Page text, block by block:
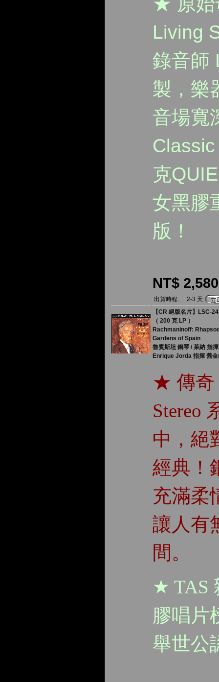
Living
錄音師
製，樂
音場寬
克
女黑膠
版！
NT$ 2,580
出貨時程:
2-3 天
【CR 絕版名片】LSC-
（ 200 克 LP ）
Rachmaninoff:
Gardens of Spain
魯賓斯坦 鋼琴 / 萊納 指
Enrique Jorda 指揮 舊
★ 傳奇
Stereo
中，絕
經典！
充滿柔
讓人有
間。
★ TAS
膠唱片
舉世公